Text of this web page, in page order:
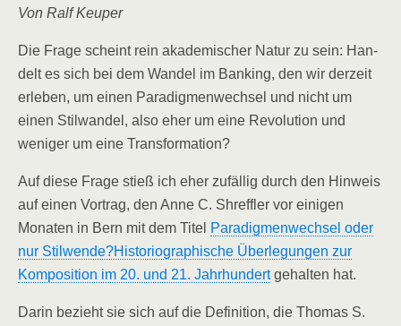
Von Ralf Keuper
Die Fra­ge scheint rein aka­de­mi­scher Natur zu sein: Han­
delt es sich bei dem Wan­del im Ban­king, den wir der­zeit
erle­ben, um einen Para­dig­men­wech­sel und nicht um
einen Stil­wan­del, also eher um eine Revo­lu­ti­on und
weni­ger um eine Transformation?
Auf die­se Fra­ge stieß ich eher zufäl­lig durch den Hin­weis
auf einen Vor­trag, den Anne C. Shr­eff­ler vor eini­gen
Mona­ten in Bern mit dem Titel Para­dig­men­wech­sel oder
nur Stilwende?Historiographische Über­le­gun­gen zur
Kom­po­si­ti­on im 20. und 21. Jahr­hun­dertgehal­ten hat.
Dar­in bezieht sie sich auf die Defi­ni­ti­on, die Tho­mas S.